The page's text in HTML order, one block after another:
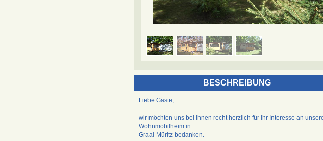
BESCHREIBUNG
Liebe Gäste,
wir möchten uns bei Ihnen recht herzlich für Ihr Interesse an
Wohnmobilheim in
Graal-Müritz bedanken.